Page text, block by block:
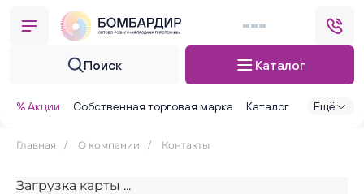
Поиск Каталог
% Акции Собственная торговая марка Каталог Ещё
Главная / О компании / Контакты
Загрузка карты ...